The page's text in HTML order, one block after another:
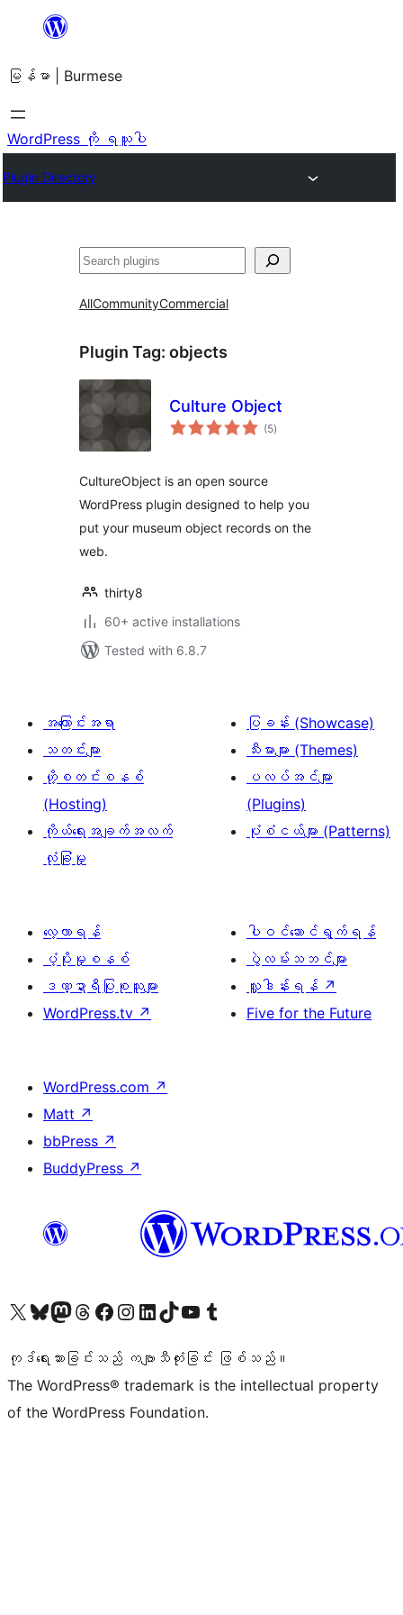
အကြောင်းအရာ
ကျော်သွား
ရန်
မြန်မာ | Burmese
WordPress ကို ရယူပါ
Plugin Directory
ရှာ
AllCommunityCommercial
Plugin Tag: objects
Culture Object
(5total
ratings
)
CultureObject is an open source
WordPress plugin designed to help you
put your museum object records on the
web.
thirty8
60+ active installations
Tested with 6.8.7
အကြောင်းအရာ
သတင်းများ
ဟို့စတင်းစနစ်
(Hosting)
ကိုယ်ရေးအချက်အလက်
လုံခြုံမှု
ပြခန်း (Showcase)
သီးမားများ (Themes)
ပလပ်အင်များ
(Plugins)
ပုံစံငယ်များ (Patterns)
လေ့လာရန်
ပံ့ပိုးမှုစနစ်
ဒဏ္ဍာရီပြုစုသူများ
WordPress.tv ↗
ပါဝင်ဆောင်ရွက်ရန်
ပွဲလမ်းသဘင်များ
လှူဒါန်းရန် ↗
Five for the Future
WordPress.com ↗
Matt ↗
bbPress ↗
BuddyPress ↗
ကျွန်ုပ်တို့၏ X (ယခင် Twitter) အကောင့်သို့ သွားရောက်ကြည့်ရှုပါကျွန်ုပ်တို့၏ Bluesky အကောင့်သို့ ဝင်ရောက်ကြည့်ရှုရန်
ကျွန်ုပ်တို့၏ Mastodon အကောင့်သို့ သွားရောက်ကြည့်ရှုပါကျွန်ုပ်တို့၏ Threads အကောင့်သို့ ဝင်ရောက်ကြည့်ရှုရန်
ကျွန်ုပ်တို့၏ Facebook စာမျက်နှာသို့ သွားရောက်ကြည့်ရှုပါကျွန်ုပ်တို့၏ Instagram အကောင့်သို့ သွားရောက်ကြည့်ရှုပါ ကျွန်ုပ်တို့၏ LinkedIn အကောင့်သို့ သွားရောက်ကြည့်ရှုပါကျွန်ုပ်တို့၏ TikTok အကောင့်သို့ ဝင်ရောက်ကြည့်ရှုရန်
ကျွန်ုပ်တို့၏ YouTube ချန်နယ်သို့ သွားရောက်ကြည့်ရှုပါ ကျွန်ုပ်တို့၏ Tumblr အကောင့်သို့ ဝင်ရောက်ကြည့်ရှုရန်
ကုဒ်ရေးသားခြင်းသည် ကဗျာသီကုံးခြင်း ဖြစ်သည်။
The WordPress® trademark is the intellectual property
of the WordPress Foundation.